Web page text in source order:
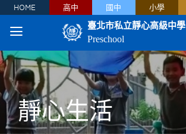
HOME 高中 國中 小學
臺北市私立靜心高級中學
Preschool
靜心生活